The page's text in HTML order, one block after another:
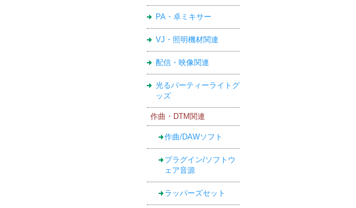
PA・卓ミキサー
VJ・照明機材関連
配信・映像関連
光るパーティーライトグ
ッズ
作曲・DTM関連
作曲/DAWソフト
プラグイン/ソフトウ
ェア音源
ラッパーズセット